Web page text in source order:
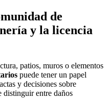
de
y la licencia
patios, muros o elementos
puede tener un papel
y decisiones sobre
distinguir entre daños